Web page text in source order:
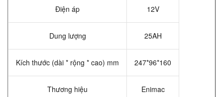
Điện áp 12V
Dung lượng 25AH
Kích thước (dài * rộng * cao) mm 247*96*160
Thương hiệu Enimac